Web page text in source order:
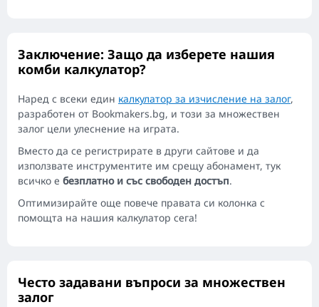
Заключение: Защо да изберете нашия
комби калкулатор?
Наред с всеки един калкулатор за изчисление на залог,
разработен от Bookmakers.bg, и този за множествен
залог цели улеснение на играта.
Вместо да се регистрирате в други сайтове и да
използвате инструментите им срещу абонамент, тук
всичко е безплатно и със свободен достъп.
Оптимизирайте още повече правата си колонка с
помощта на нашия калкулатор сега!
Често задавани въпроси за множествен
залог